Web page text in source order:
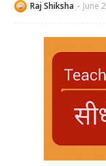
Raj Shiksha June